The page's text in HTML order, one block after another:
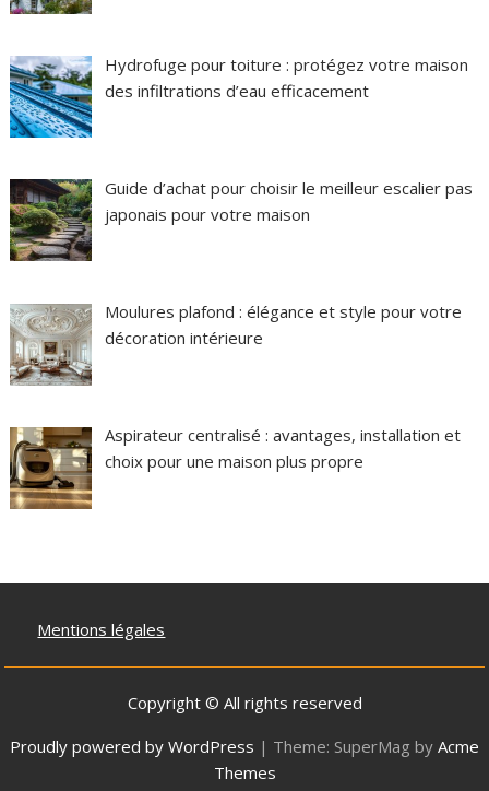
Hydrofuge pour toiture : protégez votre maison
des infiltrations d’eau efficacement
Guide d’achat pour choisir le meilleur escalier pas
japonais pour votre maison
Moulures plafond : élégance et style pour votre
décoration intérieure
Aspirateur centralisé : avantages, installation et
choix pour une maison plus propre
Mentions légales
Copyright © All rights reserved
Proudly powered by WordPress | Theme: SuperMag by Acme
Themes